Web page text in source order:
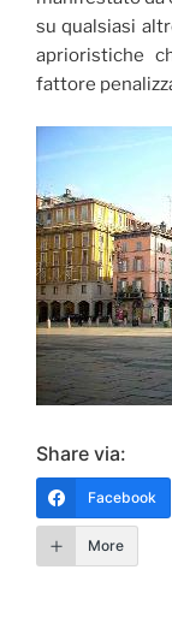
su qualsiasi
aprioristiche
fattore
Share via:
Facebook
More